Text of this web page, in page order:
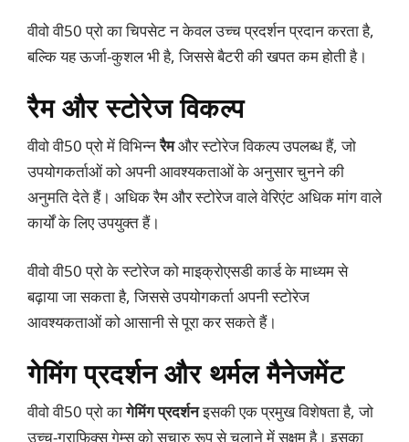
वीवो वी50 प्रो का चिपसेट न केवल उच्च प्रदर्शन प्रदान करता है,
बल्कि यह ऊर्जा-कुशल भी है, जिससे बैटरी की खपत कम होती है।
रैम और स्टोरेज विकल्प
वीवो वी50 प्रो में विभिन्नरैमऔर स्टोरेज विकल्प उपलब्ध हैं, जो
उपयोगकर्ताओं को अपनी आवश्यकताओं के अनुसार चुनने की
अनुमति देते हैं। अधिक रैम और स्टोरेज वाले वेरिएंट अधिक मांग वाले
कार्यों के लिए उपयुक्त हैं।
वीवो वी50 प्रो के स्टोरेज को माइक्रोएसडी कार्ड के माध्यम से
बढ़ाया जा सकता है, जिससे उपयोगकर्ता अपनी स्टोरेज
आवश्यकताओं को आसानी से पूरा कर सकते हैं।
गेमिंग प्रदर्शन और थर्मल मैनेजमेंट
वीवो वी50 प्रो कागेमिंग प्रदर्शनइसकी एक प्रमुख विशेषता है, जो
उच्च-ग्राफिक्स गेम्स को सुचारु रूप से चलाने में सक्षम है। इसका